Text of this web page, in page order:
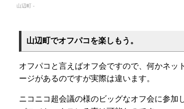
山辺町 -
山辺町でオフパコを楽しもう。
オフパコと言えばオフ会ですので、何かネッ
ージがあるのですが実際は違います。
ニコニコ超会議の様のビッグなオフ会に参加